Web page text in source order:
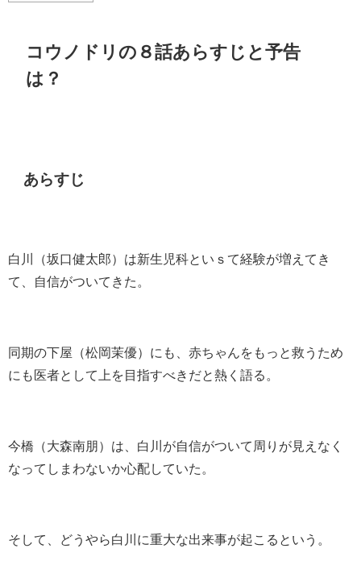
コウノドリの８話あらすじと予告
は？
あらすじ
白川（坂口健太郎）は新生児科といｓて経験が増えてき
て、自信がついてきた。
同期の下屋（松岡茉優）にも、赤ちゃんをもっと救うため
にも医者として上を目指すべきだと熱く語る。
今橋（大森南朋）は、白川が自信がついて周りが見えなく
なってしまわないか心配していた。
そして、どうやら白川に重大な出来事が起こるという。